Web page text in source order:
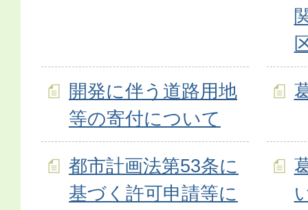
開発に伴う道路用地
等の寄付について
都市計画法第53条に
基づく許可申請等に